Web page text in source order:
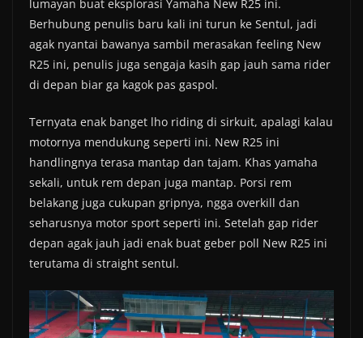
lumayan buat eksplorasi Yamaha New R25 ini.
Berhubung penulis baru kali ini turun ke Sentul, jadi
agak nyantai bawanya sambil merasakan feeling New
R25 ini, penulis juga sengaja kasih gap jauh sama rider
di depan biar ga kagok pas gaspol.
Ternyata enak banget lho riding di sirkuit, apalagi kalau
motornya mendukung seperti ini. New R25 ini
handlingnya terasa mantap dan tajam. Khas yamaha
sekali, untuk rem depan juga mantap. Porsi rem
belakang juga cukupan gripnya, ngga overkill dan
seharusnya motor sport seperti ini. Setelah gap rider
depan agak jauh jadi enak buat geber poll New R25 ini
terutama di straight sentul.